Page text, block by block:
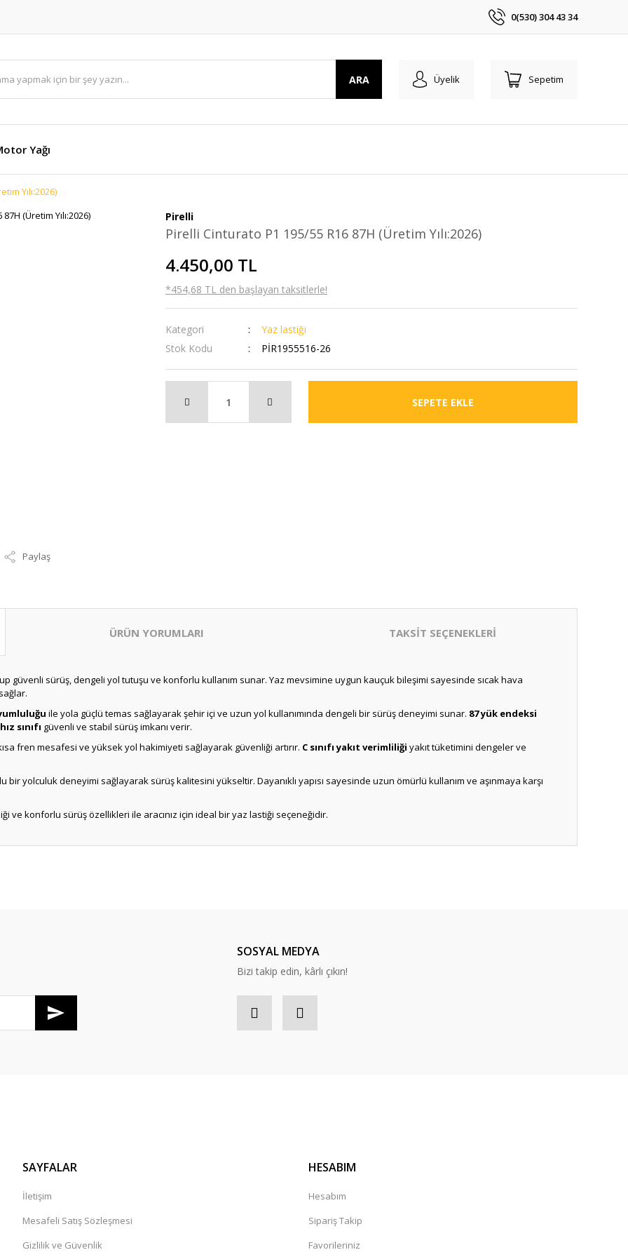
0(530) 304 43 34
ARA Üyelik Sepetim
Yağı
Yılı:2026)
Paylaş
Pirelli
Pirelli Cinturato P1 195/55 R16 87H (Üretim Yılı:2026)
4.450,00 TL
*454,68 TL den başlayan taksitlerle!
Kategori
Yaz lastiği
Stok Kodu
PİR1955516-26
SEPETE EKLE
ÜRÜN YORUMLARI TAKSİT SEÇENEKLERİ
güvenli sürüş, dengeli yol tutuşu ve konforlu kullanım sunar. Yaz mevsimine uygun kauçuk bileşimi sayesinde sıcak hava
ile yola güçlü temas sağlayarak şehir içi ve uzun yol kullanımında dengeli bir sürüş deneyimi sunar. 87 yük endeksi
sınıfı güvenli ve stabil sürüş imkanı verir.
fren mesafesi ve yüksek yol hakimiyeti sağlayarak güvenliği artırır. C sınıfı yakıt verimliliği yakıt tüketimini dengeler ve
bir yolculuk deneyimi sağlayarak sürüş kalitesini yükseltir. Dayanıklı yapısı sayesinde uzun ömürlü kullanım ve aşınmaya karşı
ve konforlu sürüş özellikleri ile aracınız için ideal bir yaz lastiği seçeneğidir.
SOSYAL MEDYA
Bizi takip edin, kârlı çıkın!
SAYFALAR
İletişim
Mesafeli Satış Sözleşmesi
Gizlilik ve Güvenlik
HESABIM
Hesabım
Sipariş Takip
Favorileriniz